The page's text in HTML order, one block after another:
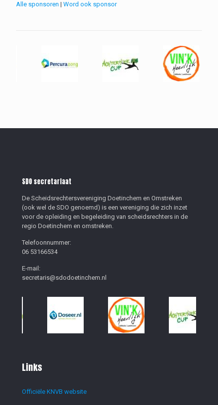
Alle sponsoren | Word ook sponsor
SDO secretariaat
De Scheidsrechtersvereniging Doetinchem en Omstreken
(ook wel de SDO genoemd) is een vereniging die zich inzet
voor de opleiding en begeleiding van scheidsrechters in de
regio Doetinchem en omstreken.
Telefoonnummer:
06 53166534
E-mail:
secretaris@sdodoetinchem.nl
Links
Officiële KNVB website